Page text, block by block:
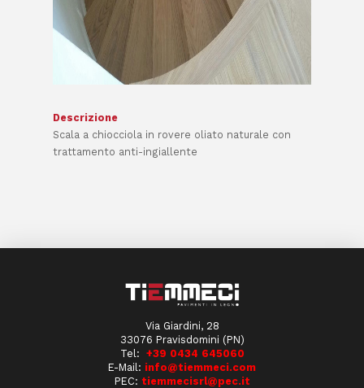
Descrizione
Scala a chiocciola in rovere oliato naturale con
trattamento anti-ingiallente
Via Giardini, 28
33076 Pravisdomini (PN)
Tel: +39 0434 645060
E-Mail: info@tiemmeci.com
PEC: tiemmecisrl@pec.it